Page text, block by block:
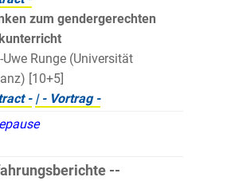
zum gendergerechten
Uwe Runge (Universität
[10+5]
- | - Vortrag -
--